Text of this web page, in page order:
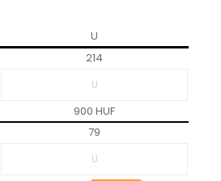
U
214
900 HUF
79